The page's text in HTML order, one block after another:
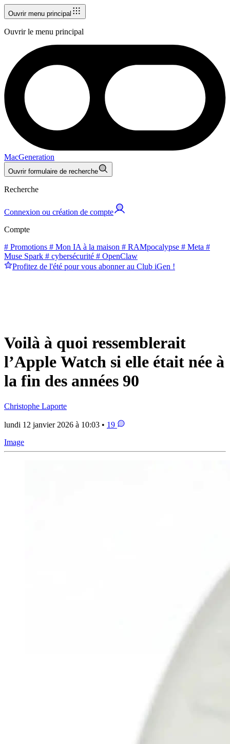
Ouvrir menu principal
Ouvrir le menu principal
MacGeneration
Ouvrir formulaire de recherche
Recherche
Connexion ou création de compte
Compte
# Promotions # Mon IA à la maison # RAMpocalypse # Meta #
Muse Spark # cybersécurité # OpenClaw
Profitez de l'été pour vous abonner au Club iGen !
Voilà à quoi ressemblerait
l’Apple Watch si elle était née à
la fin des années 90
Christophe Laporte
lundi 12 janvier 2026 à 10:03 • 19
Image